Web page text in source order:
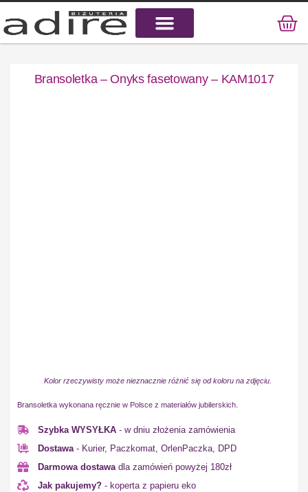
Bransoletka – Onyks fasetowany – KAM1017
Kolor rzeczywisty może nieznacznie różnić się od koloru na zdjęciu.
Bransoletka wykonana ręcznie w Polsce z materiałów jubilerskich.
Szybka WYSYŁKA - w dniu złożenia zamówienia
Dostawa- Kurier, Paczkomat, OrlenPaczka, DPD
Darmowa dostawadla zamówień powyżej 180zł
Jak pakujemy? - koperta z papieru eko